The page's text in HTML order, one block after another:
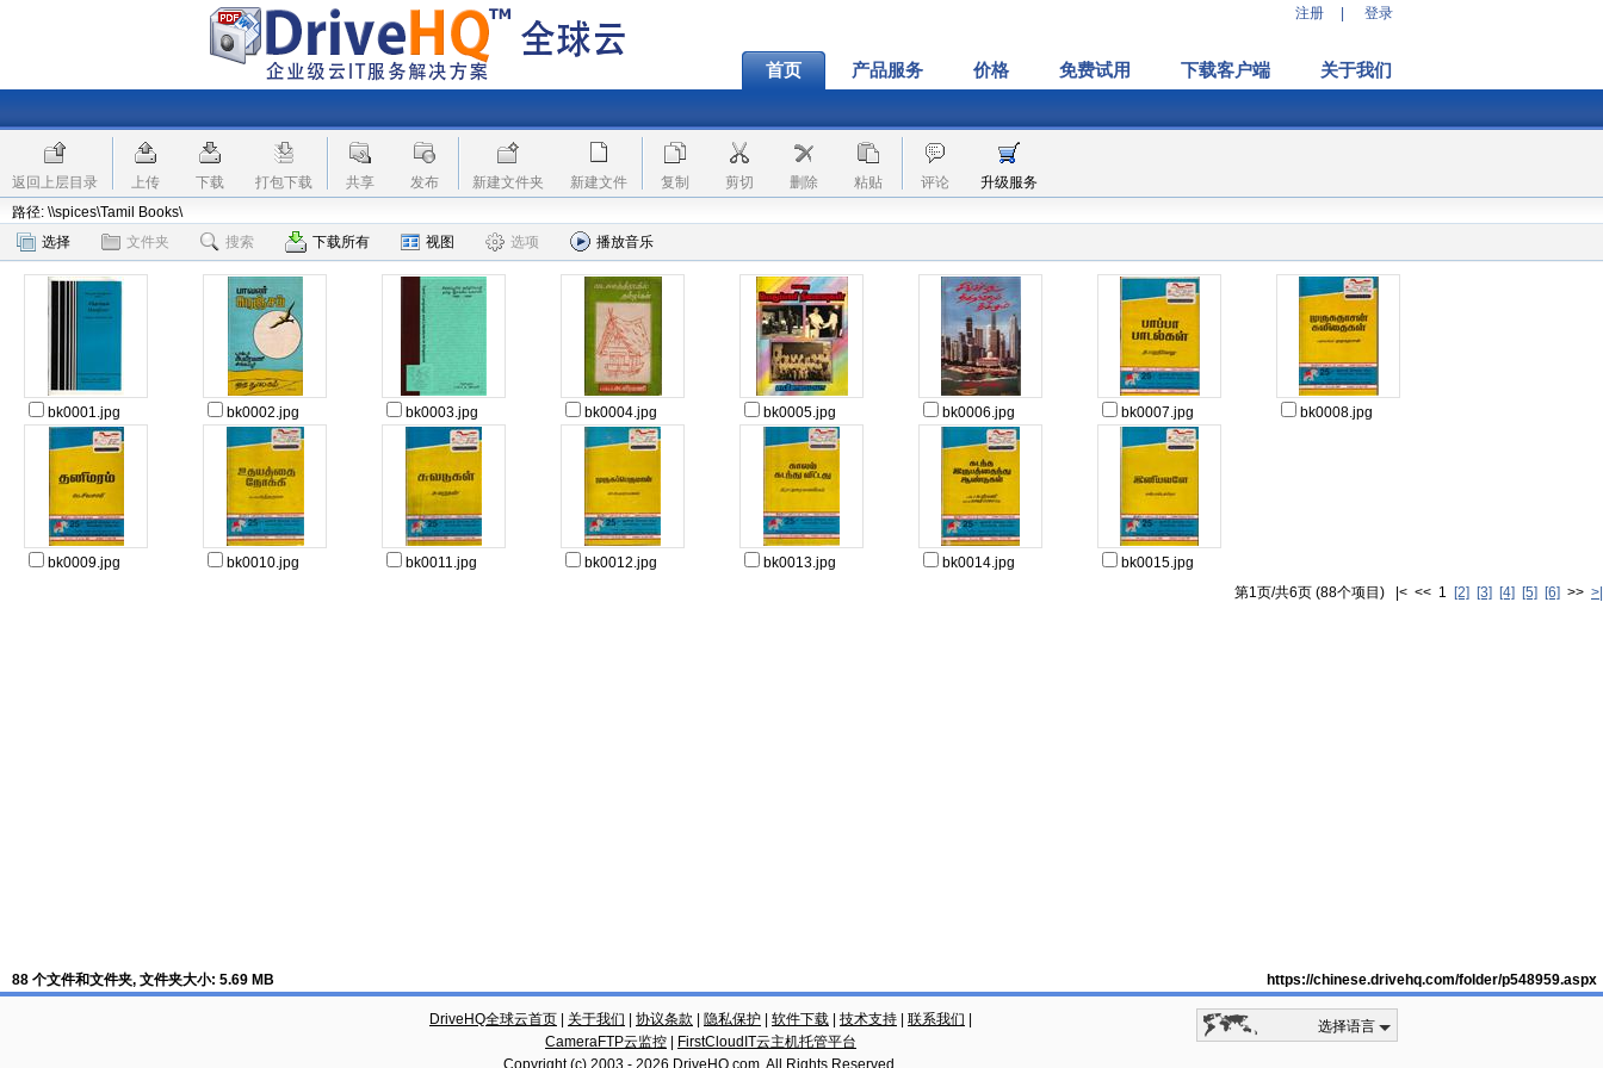
注册 登录
首页 产品服务 价格 免费试用 下载客户端 关于我们
返回上层目录 上传 下载 打包下载 共享 发布 新建文件夹 新建文件 复制 剪切 删除 粘贴 评论
升级服务
路径: \\spices\Tamil Books\
选择
文件夹 搜索 下载所有 视图 选项 播放音乐
bk0001.jpg bk0002.jpg bk0003.jpg bk0004.jpg bk0005.jpg bk0006.jpg bk0007.jpg bk0008.jpg
bk0009.jpg bk0010.jpg bk0011.jpg bk0012.jpg bk0013.jpg bk0014.jpg
bk0015.jpg
第1页/共6页 (88个项目) |< << 1
[2] [3] [4] [5] [6] >> >|
88 个文件和文件夹, 文件夹大小: 5.69 MB https://chinese.drivehq.com/folder/p548959.aspx
DriveHQ全球云首页 关于我们 协议条款 隐私保护 软件下载 技术支持 联系我们
CameraFTP云监控
FirstCloudIT云主机托管平台
Copyright (c) 2003 - 2026 DriveHQ.com , All Rights Reserved.
选择语言